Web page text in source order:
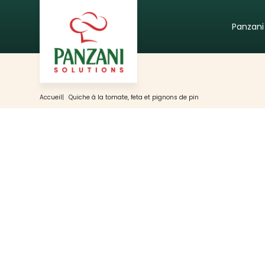
Accueil| Quiche à la tomate, feta et pignons de pin